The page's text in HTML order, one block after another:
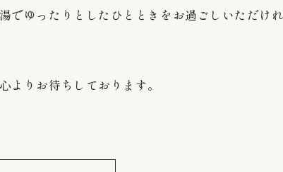
Tel 0267-22-
でゆったりとしたひとときをお過ごしいただけ
よりお待ちしております。